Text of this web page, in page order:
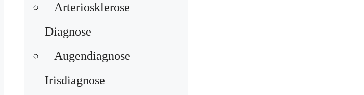
Arteriosklerose
Diagnose
Augendiagnose
Irisdiagnose